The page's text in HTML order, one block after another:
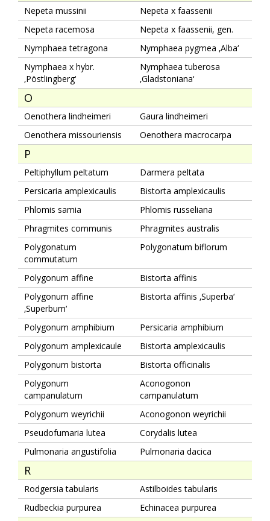
Nepeta mussinii
Nepeta x faassenii
Nepeta racemosa
Nepeta x faassenii, gen.
Nymphaea tetragona
Nymphaea pygmea ‚Alba‘
Nymphaea x hybr.
‚Pöstlingberg‘
Nymphaea tuberosa
‚Gladstoniana‘
O
Oenothera lindheimeri
Gaura lindheimeri
Oenothera missouriensis
Oenothera macrocarpa
P
Peltiphyllum peltatum
Darmera peltata
Persicaria amplexicaulis
Bistorta amplexicaulis
Phlomis samia
Phlomis russeliana
Phragmites communis
Phragmites australis
Polygonatum
commutatum
Polygonatum biflorum
Polygonum affine
Bistorta affinis
Polygonum affine
‚Superbum‘
Bistorta affinis ‚Superba‘
Polygonum amphibium
Persicaria amphibium
Polygonum amplexicaule
Bistorta amplexicaulis
Polygonum bistorta
Bistorta officinalis
Polygonum
campanulatum
Aconogonon
campanulatum
Polygonum weyrichii
Aconogonon weyrichii
Pseudofumaria lutea
Corydalis lutea
Pulmonaria angustifolia
Pulmonaria dacica
R
Rodgersia tabularis
Astilboides tabularis
Rudbeckia purpurea
Echinacea purpurea